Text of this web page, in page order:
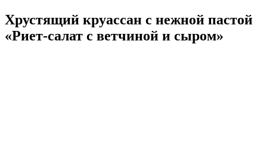
Хрустящий круассан с нежной пастой
«Риет-салат с ветчиной и сыром»